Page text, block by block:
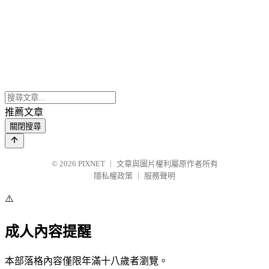
推薦文章
關閉搜尋
© 2026 PIXNET
文章與圖片權利屬原作者所有
隱私權政策
服務聲明
⚠️
成人內容提醒
本部落格內容僅限年滿十八歲者瀏覽。